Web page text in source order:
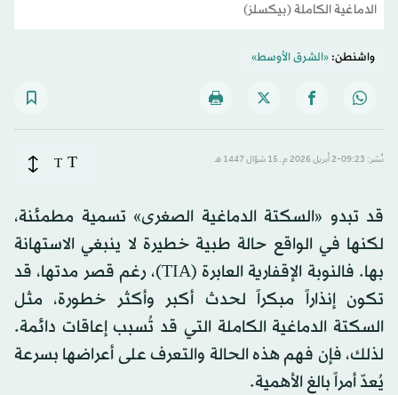
الدماغية الكاملة (بيكسلز)
واشنطن:«الشرق الأوسط»
نُشر: 09:23-2 أبريل 2026 م ـ 15 شوّال 1447 هـ T
T
قد تبدو «السكتة الدماغية الصغرى» تسمية مطمئنة،
لكنها في الواقع حالة طبية خطيرة لا ينبغي الاستهانة
بها. فالنوبة الإقفارية العابرة (TIA)، رغم قصر مدتها، قد
تكون إنذاراً مبكراً لحدث أكبر وأكثر خطورة، مثل
السكتة الدماغية الكاملة التي قد تُسبب إعاقات دائمة.
لذلك، فإن فهم هذه الحالة والتعرف على أعراضها بسرعة
يُعدّ أمراً بالغ الأهمية.